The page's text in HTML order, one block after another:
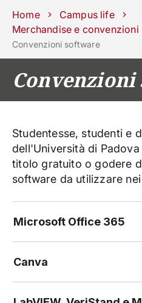
Scuole DipartimentiCentri
Unipd
phone mail search
Home
Campus life
Merchandise e convenzioni
Convenzioni software
Studentesse, studenti e
dell'Università di
titolo gratuito o godere
software da utilizzare
Microsoft Office 365
Canva